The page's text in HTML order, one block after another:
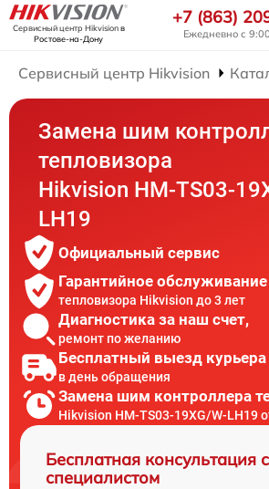
Сервисный центр Hikvisionв
Ростове-на-Дону
+7 (863)
Ежедневно с
Сервисный центр Hikvision
Замена шим
тепловизора
Hikvision HM-TS03-
LH19
Официальный сервис
Гарантийное обслуживание
тепловизора Hikvision до 3 лет
Диагностика за наш счет,
ремонт по желанию
Бесплатный выезд курьера
в день обращения
Замена шим контроллера
Hikvision HM-TS03-19XG/W-LH19
Бесплатная консультация
специалистом